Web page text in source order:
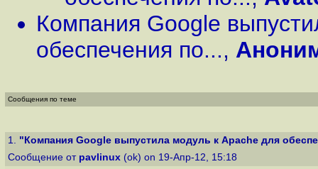
Компания Google
обеспечения по...,
Сообщения по теме
1. "Компания Google выпустила модуль к Apache для
Сообщение от pavlinux (ok) on 19-Апр-12, 15:18